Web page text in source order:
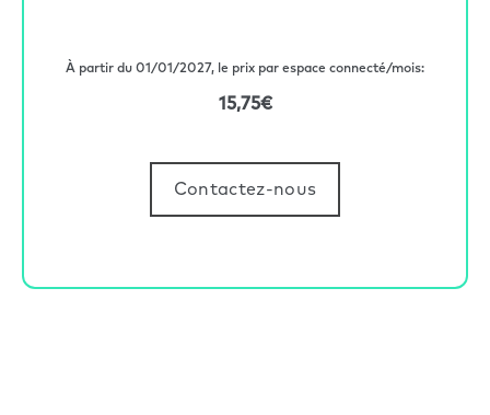
À partir du 01/01/2027, le prix par espace connecté/mois:
15,75€
Contactez-nous